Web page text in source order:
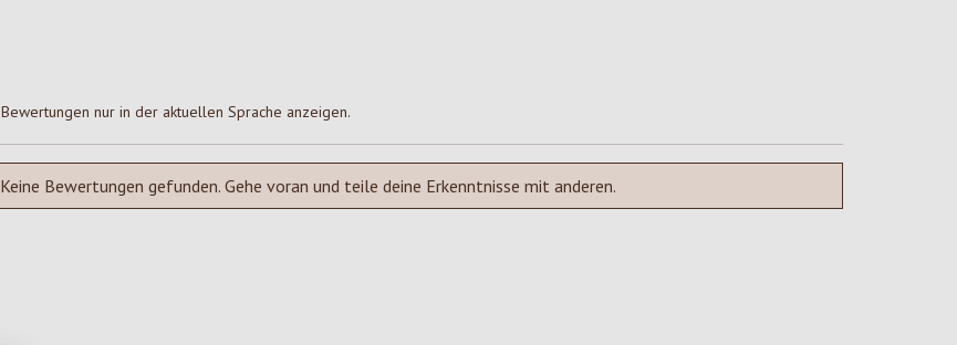
Bewertungen nur in der aktuellen Sprache anzeigen.
Keine Bewertungen gefunden. Gehe voran und teile deine Erkenntnisse mit anderen.